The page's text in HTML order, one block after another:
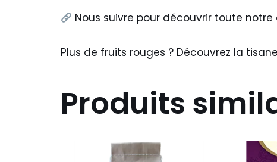
Nous suivre pour découvrir toute
Plus de fruits rouges ? Découvrez la tisane
Produits